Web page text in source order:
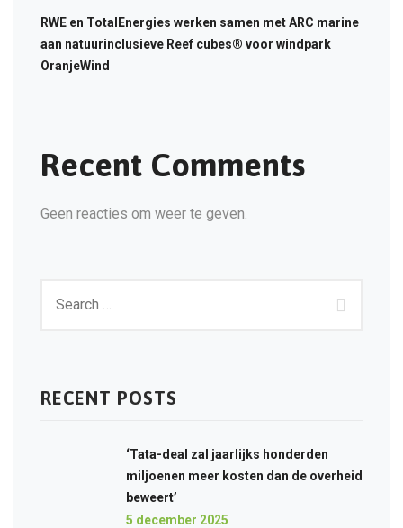
RWE en TotalEnergies werken samen met ARC marine
aan natuurinclusieve Reef cubes® voor windpark
OranjeWind
Recent Comments
Geen reacties om weer te geven.
RECENT POSTS
‘Tata-deal zal jaarlijks honderden
miljoenen meer kosten dan de overheid
beweert’
5 december 2025